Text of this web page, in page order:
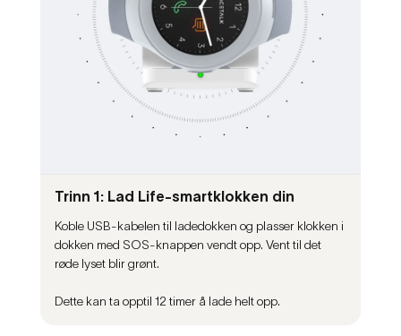
Trinn 1: Lad Life-smartklokken din
Koble USB-kabelen til ladedokken og plasser klokken i
dokken med SOS-knappen vendt opp. Vent til det
røde lyset blir grønt.
Dette kan ta opptil 12 timer å lade helt opp.